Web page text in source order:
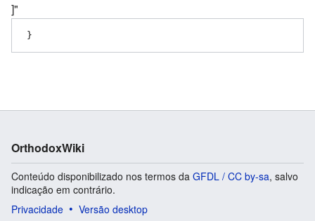
]"
OrthodoxWiki
Conteúdo disponibilizado nos termos da GFDL / CC by-sa, salvo
indicação em contrário.
Privacidade
Versão desktop